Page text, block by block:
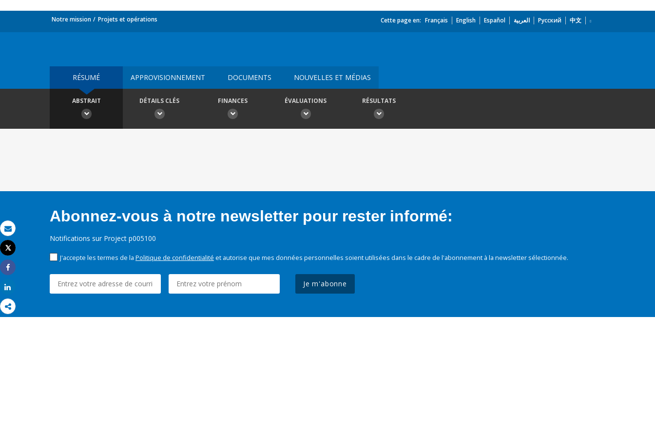
Email
Imprimer
Tweet
Share
Notre mission Projets et opérations Cette page en: Français English Español العربية Русский 中文
RÉSUMÉ APPROVISIONNEMENT DOCUMENTS NOUVELLES ET MÉDIAS
ABSTRAIT DÉTAILS CLÉS FINANCES ÉVALUATIONS RÉSULTATS
Abonnez-vous à notre newsletter pour rester informé:
Notifications sur Project p005100
J'accepte les termes de la Politique de confidentialité et autorise que mes données personnelles soient utilisées dans le cadre de l'abonnement à la newsletter sélectionnée.
Je m'abonne